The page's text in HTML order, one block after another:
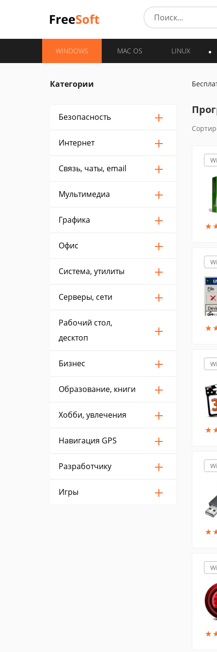
WINDOWS MAC OS LINUX
Категории
Безопасность
Интернет
Связь, чаты, email
Мультимедиа
Графика
Офис
Система, утилиты
Серверы, сети
Рабочий стол,
десктоп
Бизнес
Образование, книги
Хобби, увлечения
Навигация GPS
Разработчику
Игры
★
★
★
★
★
★
★
★
★
★